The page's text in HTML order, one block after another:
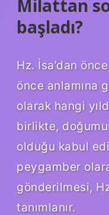
Milattan
başladı?
Hz. İsa’dan
önce anlamına
olarak hangi
birlikte,
olduğu kabul
peygamber
gönderilmesi,
tanımlanır.